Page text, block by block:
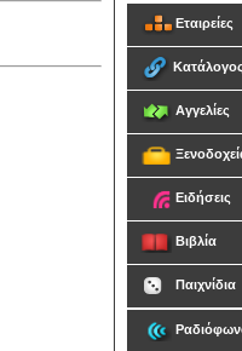
Εταιρείες
Κατάλογος
Αγγελίες
Ειδήσεις
Βιβλία
Παιχνίδια